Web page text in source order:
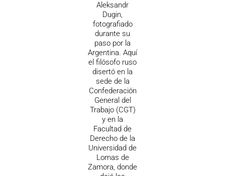
Aleksandr
Dugin,
fotografiado
durante su
paso por la
Argentina. Aquí
el filósofo ruso
disertó en la
sede de la
Confederación
General del
Trabajo (CGT)
y en la
Facultad de
Derecho de la
Universidad de
Lomas de
Zamora, donde